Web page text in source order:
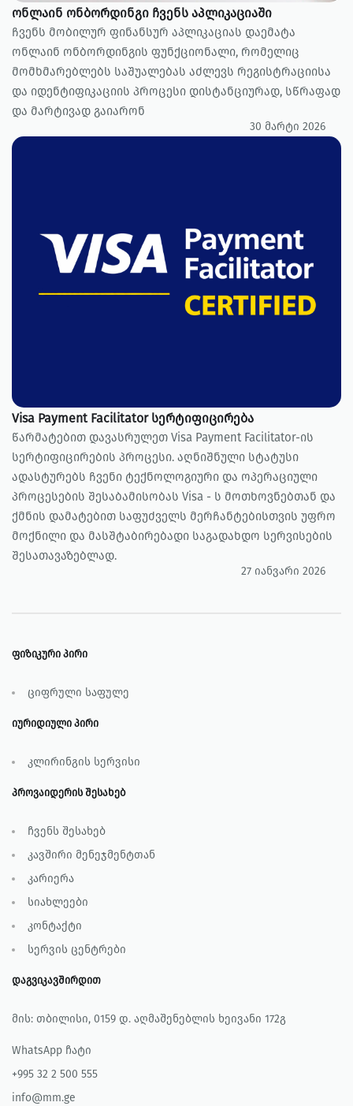
ონლაინ ონბორდინგი ჩვენს აპლიკაციაში
ჩვენს მობილურ ფინანსურ აპლიკაციას დაემატა
ონლაინ ონბორდინგის ფუნქციონალი, რომელიც
მომხმარებლებს საშუალებას აძლევს რეგისტრაციისა
და იდენტიფიკაციის პროცესი დისტანციურად, სწრაფად
და მარტივად გაიარონ
30 მარტი 2026
Visa Payment Facilitator სერტიფიცირება
წარმატებით დავასრულეთ Visa Payment Facilitator-ის
სერტიფიცირების პროცესი. აღნიშნული სტატუსი
ადასტურებს ჩვენი ტექნოლოგიური და ოპერაციული
პროცესების შესაბამისობას Visa - ს მოთხოვნებთან და
ქმნის დამატებით საფუძველს მერჩანტებისთვის უფრო
მოქნილი და მასშტაბირებადი საგადახდო სერვისების
შესათავაზებლად.
27 იანვარი 2026
ფიზიკური პირი
ციფრული საფულე
იურიდიული პირი
კლირინგის სერვისი
პროვაიდერის შესახებ
ჩვენს შესახებ
კავშირი მენეჯმენტთან
კარიერა
სიახლეები
კონტაქტი
სერვის ცენტრები
დაგვიკავშირდით
მის: თბილისი, 0159 დ. აღმაშენებლის ხეივანი 172გ
WhatsApp ჩატი
+995 32 2 500 555
info@mm.ge